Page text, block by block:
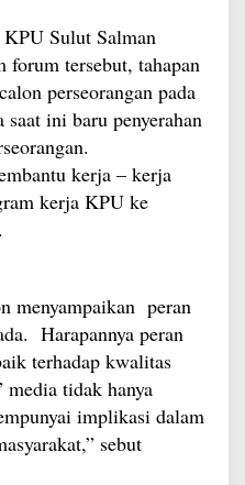
Sulut Salman
forum tersebut, tahapan
perseorangan pada
ini baru penyerahan
kerja – kerja
kerja KPU ke
menyampaikan peran
Harapannya peran
terhadap kwalitas
media tidak hanya
implikasi dalam
sebut